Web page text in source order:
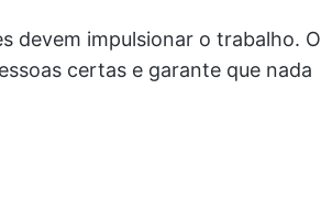
devem impulsionar o trabalho. O
certas e garante que nada